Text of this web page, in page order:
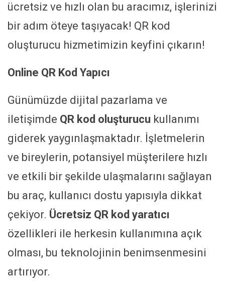
ücretsiz ve hızlı olan bu aracımız, işlerinizi
bir adım öteye taşıyacak! QR kod
oluşturucu hizmetimizin keyfini çıkarın!
Online QR Kod Yapıcı
Günümüzde dijital pazarlama ve
iletişimde QR kod oluşturucu kullanımı
giderek yaygınlaşmaktadır. İşletmelerin
ve bireylerin, potansiyel müşterilere hızlı
ve etkili bir şekilde ulaşmalarını sağlayan
bu araç, kullanıcı dostu yapısıyla dikkat
çekiyor. Ücretsiz QR kod yaratıcı
özellikleri ile herkesin kullanımına açık
olması, bu teknolojinin benimsenmesini
artırıyor.